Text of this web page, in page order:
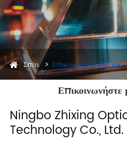
Σπίτι Επικοινωνήστε μαζί μας
Επικοινωνήστε
Ningbo Zhixing
Technology Co., Ltd.